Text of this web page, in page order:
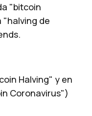
"bitcoin
"halving de
Halving" y en
Coronavirus")